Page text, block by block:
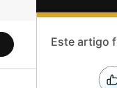
Este artigo